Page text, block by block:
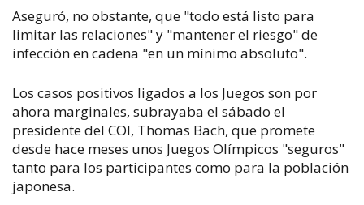
Aseguró, no obstante, que "todo está listo para
limitar las relaciones" y "mantener el riesgo" de
infección en cadena "en un mínimo absoluto".
Los casos positivos ligados a los Juegos son por
ahora marginales, subrayaba el sábado el
presidente del COI, Thomas Bach, que promete
desde hace meses unos Juegos Olímpicos "seguros"
tanto para los participantes como para la población
japonesa.